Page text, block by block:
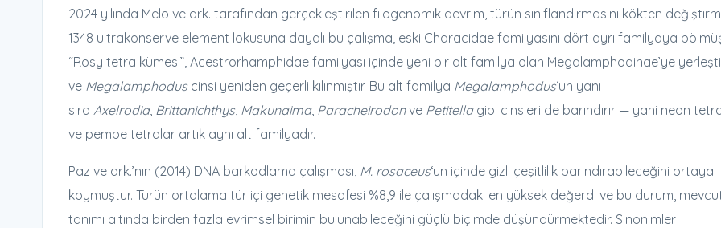
2024 yılında Melo ve ark. tarafından gerçekleştirilen filogenomik devrim, türün sınıflandırmasını kökten
1348 ultrakonserve element lokusuna dayalı bu çalışma, eski Characidae familyasını dört ayrı familyaya
“Rosy tetra kümesi”, Acestrorhamphidae familyası içinde yeni bir alt familya olan Megalamphodinae’ye
ve Megalamphodus cinsi yeniden geçerli kılınmıştır. Bu alt familya Megalamphodus‘un yanı
sıra Axelrodia, Brittanichthys, Makunaima, Paracheirodonve Petitellagibi cinsleri de barındırır — yani neon
ve pembe tetralar artık aynı alt familyadır.
Paz ve ark.’nın (2014) DNA barkodlama çalışması, M. rosaceus‘un içinde gizli çeşitlilik barındırabileceğini ortaya
koymuştur. Türün ortalama tür içi genetik mesafesi %8,9 ile çalışmadaki en yüksek değerdi ve bu durum,
tanımı altında birden fazla evrimsel birimin bulunabileceğini güçlü biçimde düşündürmektedir. Sinonimler